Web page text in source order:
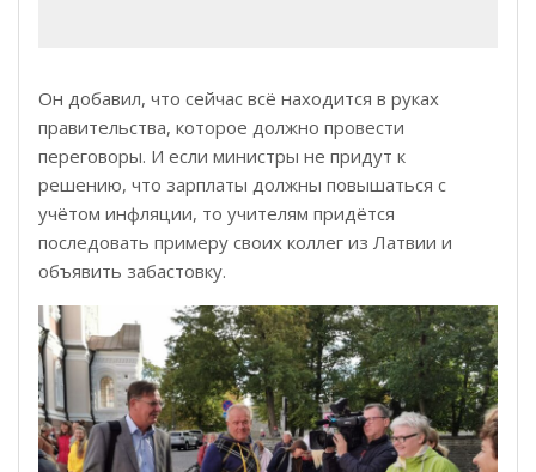
Он добавил, что сейчас всё находится в руках
правительства, которое должно провести
переговоры. И если министры не придут к
решению, что зарплаты должны повышаться с
учётом инфляции, то учителям придётся
последовать примеру своих коллег из Латвии и
объявить забастовку.